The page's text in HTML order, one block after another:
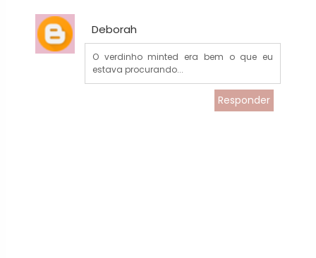
Deborah
O verdinho minted era bem o que eu
estava procurando...
Responder